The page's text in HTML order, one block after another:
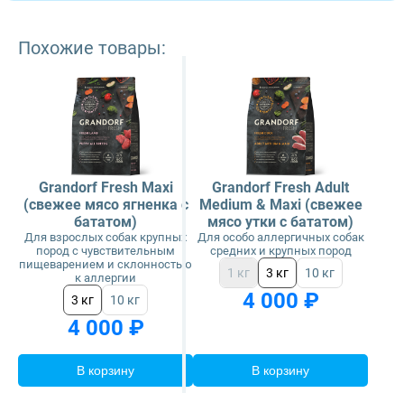
Похожие товары:
Grandorf Fresh Maxi
(свежее мясо ягненка с
бататом)
Для взрослых собак крупных
пород с чувствительным
пищеварением и склонностью
к аллергии
3 кг 10 кг
4 000 ₽
В корзину
Grandorf Fresh Adult
Medium & Maxi (свежее
мясо утки с бататом)
Для особо аллергичных собак
средних и крупных пород
1 кг 3 кг 10 кг
4 000 ₽
В корзину